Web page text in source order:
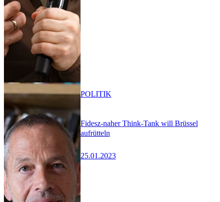
Fidesz-naher Think-Tank will Brüssel
aufrütteln
25.01.2023
POLITIK